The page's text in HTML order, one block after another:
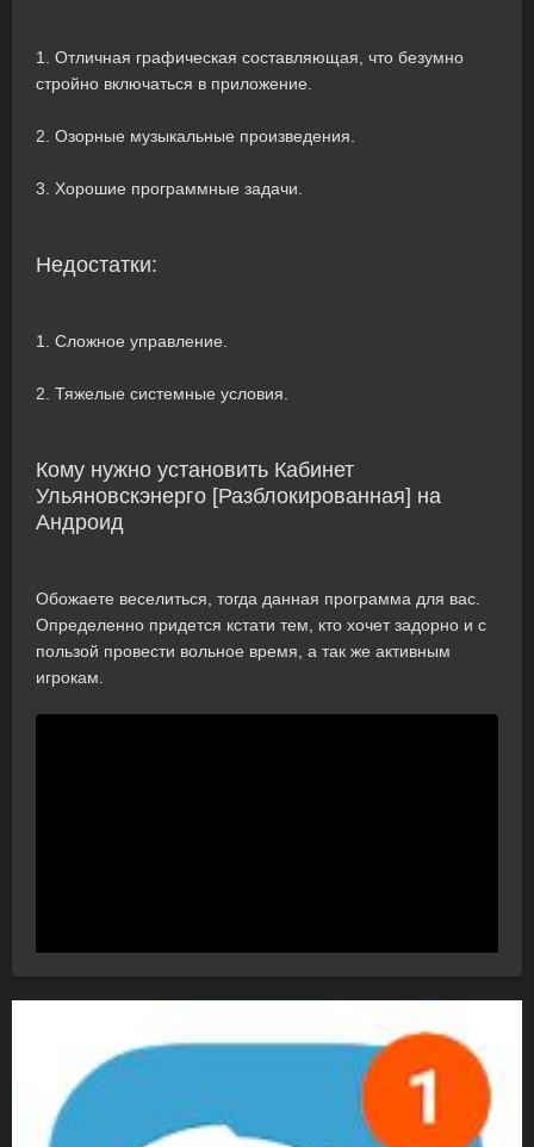
1. Отличная графическая составляющая, что безумно
стройно включаться в приложение.
2. Озорные музыкальные произведения.
3. Хорошие программные задачи.
Недостатки:
1. Сложное управление.
2. Тяжелые системные условия.
Кому нужно установить Кабинет
Ульяновскэнерго [Разблокированная] на
Андроид
Обожаете веселиться, тогда данная программа для вас.
Определенно придется кстати тем, кто хочет задорно и с
пользой провести вольное время, а так же активным
игрокам.